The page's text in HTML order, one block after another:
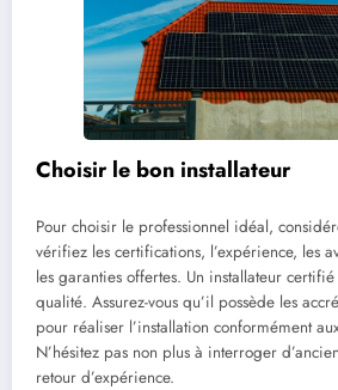
Choisir le bon installateur
Pour choisir le professionnel idéal,
vérifiez les certifications, l’expérience, les
les garanties offertes. Un installateur
qualité. Assurez-vous qu’il possède les
pour réaliser l’installation conformément
N’hésitez pas non plus à interroger
retour d’expérience.